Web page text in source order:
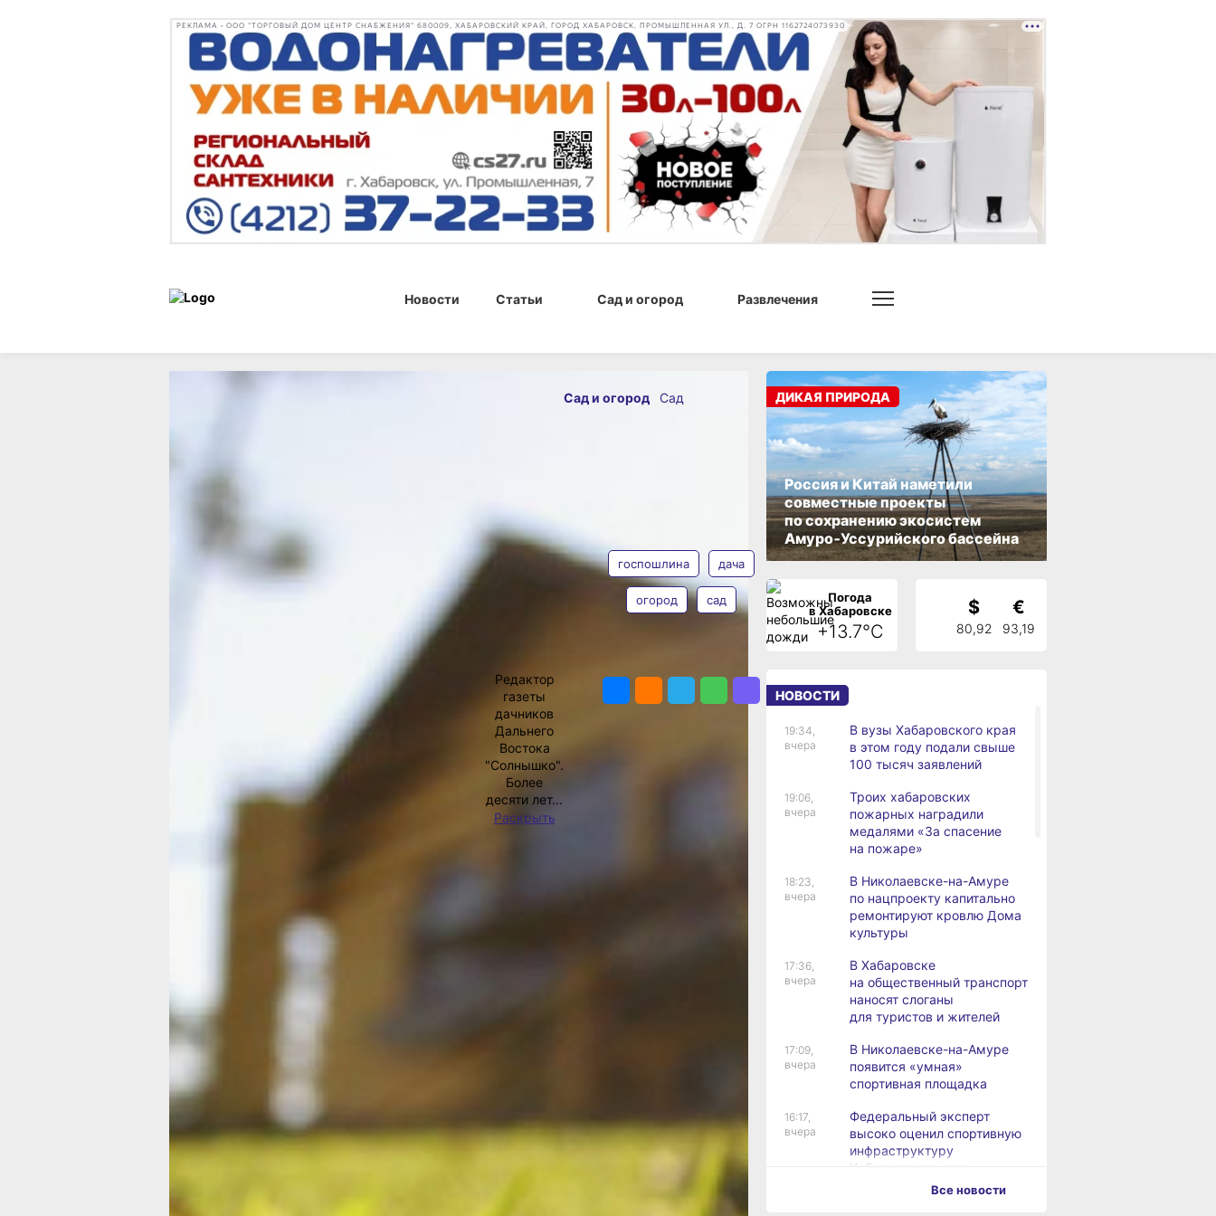
РЕКЛАМА • ООО "ТОРГОВЫЙ ДОМ ЦЕНТР СНАБЖЕНИЯ" 680009, ХАБАРОВСКИЙ КРАЙ, ГОРОД ХАБАРОВСК, ПРОМЫШЛЕННАЯ УЛ., Д. 7 ОГРН 1162724073930
Новости Статьи Сад и огород Развлечения
Как оформить
участок по дачной
амнистии
В прошлом году в России приняли новый закон
о дачной амнистии. Это значит, что
возможность оформить дачную недвижимость
действовала с 2006 года до марта 2019 года.
Основное отличие нового закона в том, что его
действие распространяется на садовые и
жилые дома, расположенные на территории
садоводств и огородничеств. Дома,
размещенные на участках под
индивидуальное жилое строительство (ИЖС)
или ведение личного подсобного хозяйства
(ЛПХ) в черте городов, деревень и иных
населенных пунктов, он не затрагивает.
Под новую дачную амнистию попадают жилой
и дачный дом, гараж или капитальная
• сведений о правах на них нет в Едином
государственном реестре недвижимости
августа 2018 года на землях под ИЖС или
ЛПХ. Для этого нужно будет до 1 марта 2021
года подать уведомление о начале
строительства в местную администрацию.
Регистрация права собственности на объект
недвижимости, согласно действующему
законодательству, носит заявительный
характер. Однако она дает владельцу объекта
гарантию соблюдения и защиты указанного
Сад и огород Сад
АВТОР
Редактор
газеты
дачников
Дальнего
Востока
"Солнышко".
Более
десяти лет...
Раскрыть
госпошлина дача
огород сад
Россия и Китай наметили
совместные проекты
по сохранению экосистем
Амуро‑Уссурийского бассейна
ДИКАЯ ПРИРОДА
Погода
в Хабаровске
+13.7°C
$
80,92
€
93,19
НОВОСТИ
19:34,
вчера
В вузы Хабаровского края
в этом году подали свыше
100 тысяч заявлений
19:06,
вчера
Троих хабаровских
пожарных наградили
медалями «За спасение
на пожаре»
18:23,
вчера
В Николаевске-на-Амуре
по нацпроекту капитально
ремонтируют кровлю Дома
культуры
17:36,
вчера
В Хабаровске
на общественный транспорт
наносят слоганы
для туристов и жителей
17:09,
вчера
В Николаевске-на-Амуре
появится «умная»
спортивная площадка
16:17,
вчера
Федеральный эксперт
высоко оценил спортивную
инфраструктуру
Хабаровского края
Все новости